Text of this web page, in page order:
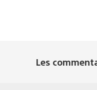
Les